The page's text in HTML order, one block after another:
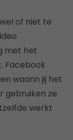
of niet te
met het
Facebook
waarin jij het
gebruiken ze
werkt